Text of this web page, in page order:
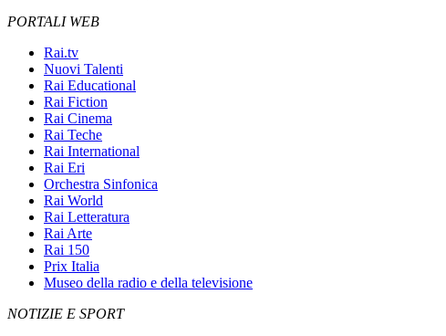
PORTALI WEB
Rai.tv
Nuovi Talenti
Rai Educational
Rai Fiction
Rai Cinema
Rai Teche
Rai International
Rai Eri
Orchestra Sinfonica
Rai World
Rai Letteratura
Rai Arte
Rai 150
Prix Italia
Museo della radio e della televisione
NOTIZIE E SPORT